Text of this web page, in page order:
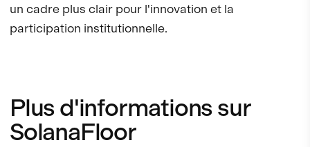
un cadre plus clair pour l'innovation et la
participation institutionnelle.
Plus d'informations sur
SolanaFloor